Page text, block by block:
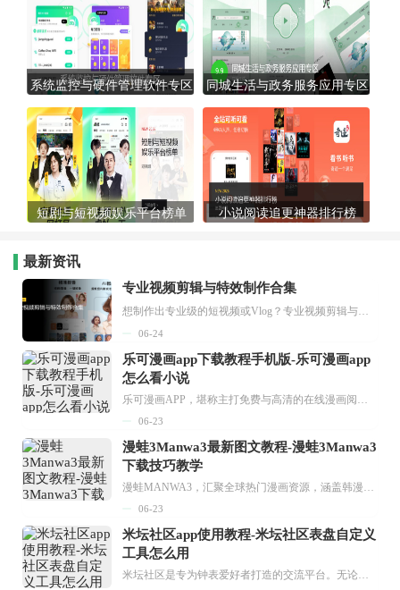
系统监控与硬件管理软件专区 同城生活与政务服务应用专区
短剧与短视频娱乐平台榜单 小说阅读追更神器排行榜
最新资讯
专业视频剪辑与特效制作合集
想制作出专业级的短视频或Vlog？专业视频剪辑与特效制作大全专题为你提供了从剪辑、抠像到特效包装的全套解决方案。无论是添加炫酷的片头、进行精准的视频抠图，还是制...
06-24
乐可漫画app下载教程手机版-乐可漫画app
怎么看小说
乐可漫画APP，堪称主打免费与高清的在线漫画阅读神器。其官方版提供海量完整版漫画资源，无论是国内漫画，还是日漫、韩漫、台漫、美漫等国外漫画，应有尽有，随时供你阅读。只需轻点一下，便能直接进入阅读界面。不仅如此，乐可漫画最新版本更新速度极快，在这里，你总能抢先看到全网一手漫画章节内容！...
06-23
漫蛙3Manwa3最新图文教程-漫蛙3Manwa3
下载技巧教学
漫蛙MANWA3，汇聚全球热门漫画资源，涵盖韩漫、欧美漫画、国漫等多种类型，题材丰富多样，全方位满足用户阅读喜好。它不仅是阅读平台，更是创作平台，为广大用户打造零门槛创作环境。...
06-23
米坛社区app使用教程-米坛社区表盘自定义
工具怎么用
米坛社区是专为钟表爱好者打造的交流平台。无论你是初涉钟表领域的普通爱好者，还是拥有多年收藏经验的资深玩家，都能在此找到属于自己的天地。 无需注册，就能轻松参与其中。通过专业的讨论论坛与丰富的交互功能，你可与世界各地的钟表爱好者畅快交流。若你钟情于钟表，米坛社区无疑是值得一试的理想之选。在这里，你能获取最新的手表资讯，交流见解，提升鉴赏品味，让每一块手表都成为收藏故事中重要的一部分。感兴趣的朋友，不要错过下载机会。...